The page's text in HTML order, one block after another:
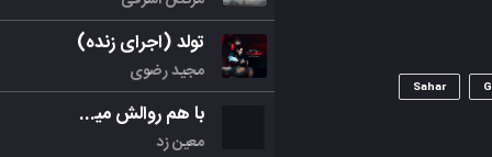
Sahar
تولد (اجرای زنده)
مجید رضوی
با هم روالش میکنیم
معین زد